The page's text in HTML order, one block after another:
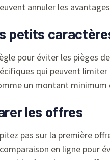
annuler les
petits
pour éviter les pièges
qui peuvent limiter
un montant
les offres
pas sur la première
en ligne pour